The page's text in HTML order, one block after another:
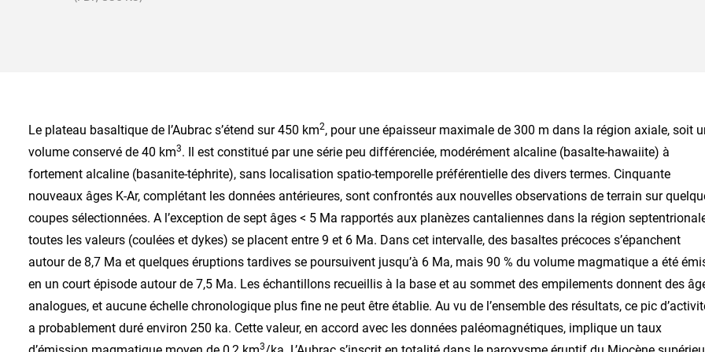
Le plateau basaltique de l’Aubrac s’étend sur 450 km2, pour une épaisseur maximale de 300 m dans la région axiale, soit
volume conservé de 40 km3. Il est constitué par une série peu différenciée, modérément alcaline (basalte-hawaiite) à
fortement alcaline (basanite-téphrite), sans localisation spatio-temporelle préférentielle des divers termes. Cinquante
nouveaux âges K-Ar, complétant les données antérieures, sont confrontés aux nouvelles observations de terrain sur
coupes sélectionnées. A l’exception de sept âges < 5 Ma rapportés aux planèzes cantaliennes dans la région
toutes les valeurs (coulées et dykes) se placent entre 9 et 6 Ma. Dans cet intervalle, des basaltes précoces s’épanchent
autour de 8,7 Ma et quelques éruptions tardives se poursuivent jusqu’à 6 Ma, mais 90 % du volume magmatique a été
en un court épisode autour de 7,5 Ma. Les échantillons recueillis à la base et au sommet des empilements donnent des
analogues, et aucune échelle chronologique plus fine ne peut être établie. Au vu de l’ensemble des résultats, ce pic
a probablement duré environ 250 ka. Cette valeur, en accord avec les données paléomagnétiques, implique un taux
3